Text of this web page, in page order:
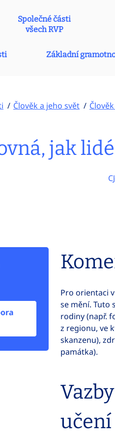
Společné části
všech RVP
Základní
Člověk a jeho svět
jak
Pro orientaci
se mění. Tuto
rodiny (např.
z regionu, ve
skanzenu),
památka).
učení